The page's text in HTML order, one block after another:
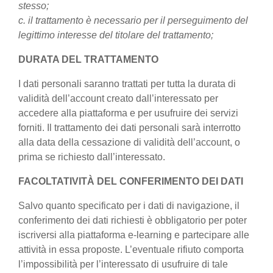
stesso;
c. il trattamento è necessario per il perseguimento del
legittimo interesse del titolare del trattamento;
DURATA DEL TRATTAMENTO
I dati personali saranno trattati per tutta la durata di
validità dell’account creato dall’interessato per
accedere alla piattaforma e per usufruire dei servizi
forniti. Il trattamento dei dati personali sarà interrotto
alla data della cessazione di validità dell’account, o
prima se richiesto dall’interessato.
FACOLTATIVITÀ DEL CONFERIMENTO DEI DATI
Salvo quanto specificato per i dati di navigazione, il
conferimento dei dati richiesti è obbligatorio per poter
iscriversi alla piattaforma e-learning e partecipare alle
attività in essa proposte. L’eventuale rifiuto comporta
l’impossibilità per l’interessato di usufruire di tale